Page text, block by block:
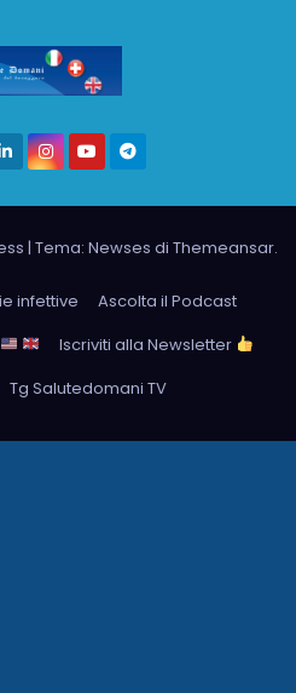
| Tema: Newses di Themeansar.
infettive
Ascolta il Podcast
Iscriviti alla Newsletter
Tg Salutedomani TV